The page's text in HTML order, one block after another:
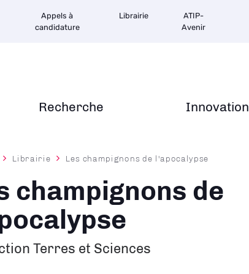
Recherche Innovation
Appels à
candidature
Librairie
ATIP-
Avenir
Librairie Les champignons de l'apocalypse
champignons de
Terres et Sciences